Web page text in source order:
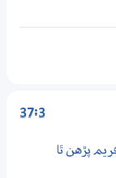
37:3
پڙهن ٿا